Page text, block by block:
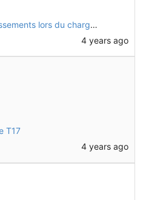
Correction de tous les avertissements lors du chargement de l'assemblage
4 years ago
T17
4 years ago